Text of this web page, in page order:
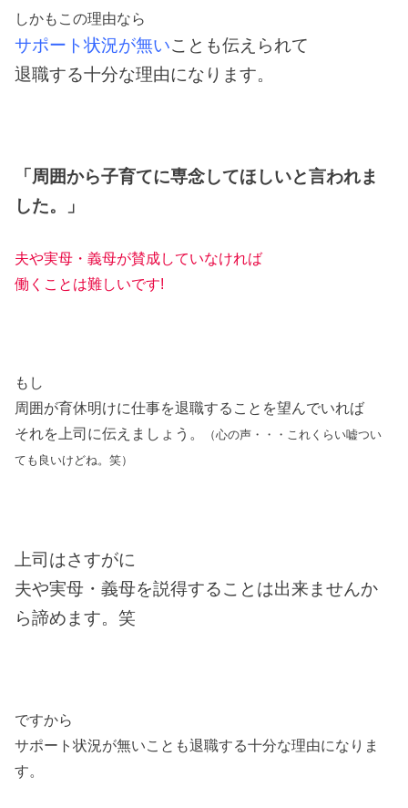
しかもこの理由なら
サポート状況が無いことも伝えられて
退職する十分な理由になります。
「周囲から子育てに専念してほしいと言われま
した。」
夫や実母・義母が賛成していなければ
働くことは難しいです!
もし
周囲が育休明けに仕事を退職することを望んでいれば
それを上司に伝えましょう。
（心の声・・・これくらい嘘つい
ても良いけどね。笑）
上司はさすがに
夫や実母・義母を説得することは出来ませんか
ら諦めます。笑
ですから
サポート状況が無いことも退職する十分な理由になりま
す。